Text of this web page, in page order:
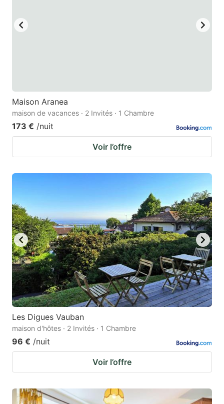
Maison Aranea
maison de vacances · 2 Invités · 1 Chambre
173 € /nuit
Voir l’offre
Les Digues Vauban
maison d'hôtes · 2 Invités · 1 Chambre
96 € /nuit
Voir l’offre